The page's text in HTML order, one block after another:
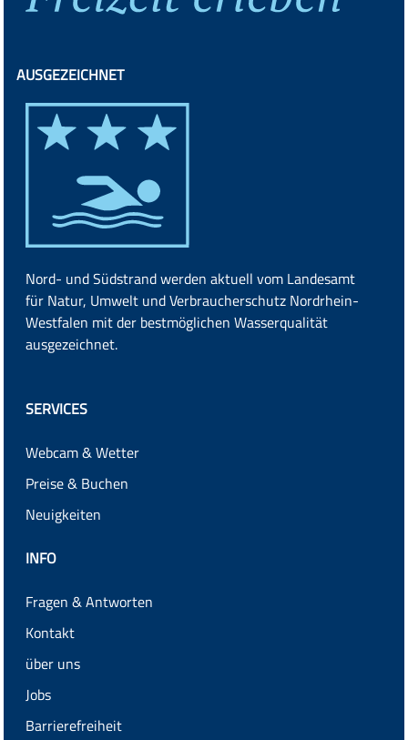
AUSGEZEICHNET
Nord- und Südstrand werden aktuell vom Landesamt
für Natur, Umwelt und Verbraucherschutz Nordrhein-
Westfalen mit der bestmöglichen Wasserqualität
ausgezeichnet.
SERVICES
Webcam & Wetter
Preise & Buchen
Neuigkeiten
INFO
Fragen & Antworten
Kontakt
über uns
Jobs
Barrierefreiheit